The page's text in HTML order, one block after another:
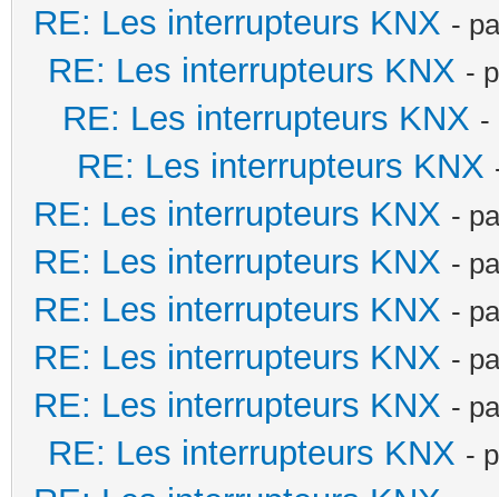
RE: Les interrupteurs KNX -
RE: Les interrupteurs KNX -
RE: Les interrupteurs KNX -
RE: Les interrupteurs KNX
RE: Les interrupteurs KNX -
RE: Les interrupteurs KNX -
RE: Les interrupteurs KNX -
RE: Les interrupteurs KNX -
RE: Les interrupteurs KNX -
RE: Les interrupteurs KNX -